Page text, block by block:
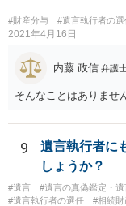
#財産分与 #遺言執行者の選
2021年4月16日
内藤 政信 弁護
そんなことはありませ
9
遺言執行者に
しょうか？
#遺言 #遺言の真偽鑑定・遺
#遺言執行者の選任
#相続